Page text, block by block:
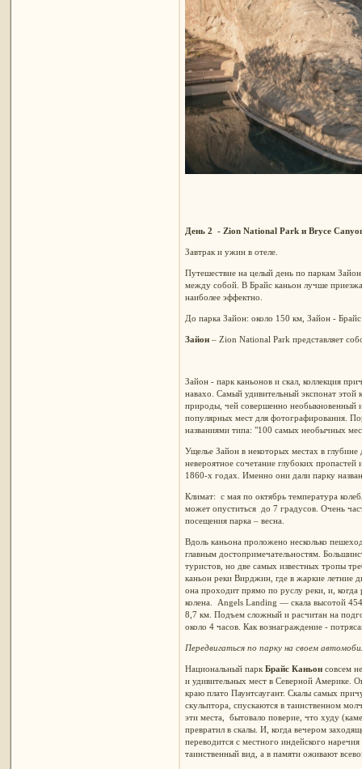
День 2 - Zion National Park и Bryce
Завтрак и ужин в отеле.
Путешествие на целый день по паркам
между собой. В Брайс каньон лучше
наиболее эффектно.
До парка Зайон: около 150 км, Зайон -
Зайон – Zion National Park представляет
Зайон - парк каньонов и скал, коллекция
навахо. Cамый удивительный экспонат
природы, чей совершенно необыкновенный
популярных мест для фотографирования.
названиями типа: "100 самых необычных
Ущелье Зайон в некоторых местах в глубине
невероятное сочетание глубоких
1860-х годах. Именно они дали парку
Климат: с мая по октябрь температура
может опуститься до 7 градусов. Очень
посещения парка – весна.
Вдоль каньона проложено несколько
главным достопримечательностям.
туристов, но две самых известных тропы
каньон реки Вирджин, где в жаркие летние
она проходит прямо по руслу реки, и,
колена. Angels Landing — скала высотой
8,7 км. Подъем сложный и расчитан на
около 4 часов. Как вознаграждение -
Передвигаться по парку на своем
Национальный парк Брайс Каньонсовсем
и удивительных мест в Северной Америке.
краю плато Паунтсаугант. Скалы самых
скульптора, спускаются в таинственном
эти места, бытовало поверие, что худу
превратил в скалы. И, когда вечером
переводится с местного индейского
таинственный вид, а в памяти оживают